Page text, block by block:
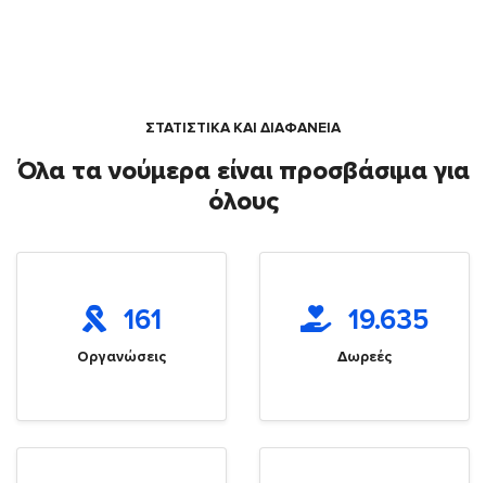
ΣΤΑΤΙΣΤΙΚΑ ΚΑΙ ΔΙΑΦΑΝΕΙΑ
Όλα τα νούμερα είναι προσβάσιμα για
όλους
161
Οργανώσεις
19.635
Δωρεές